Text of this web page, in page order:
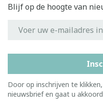
Blijf op de hoogte van
Door op inschrijven te
nieuwsbrief en gaat u